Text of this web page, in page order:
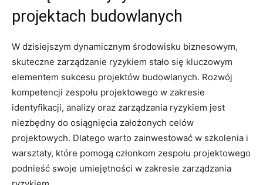
projektach⁤ budowlanych
W dzisiejszym dynamicznym środowisku biznesowym,
skuteczne zarządzanie ​ryzykiem stało się kluczowym
elementem sukcesu projektów budowlanych. Rozwój
kompetencji zespołu projektowego w zakresie
identyfikacji, analizy ​oraz ⁤zarządzania ryzykiem ​jest
niezbędny do osiągnięcia założonych celów
⁢projektowych. ‍Dlatego warto ​zainwestować w szkolenia i
warsztaty, które pomogą członkom‍ zespołu projektowego
podnieść swoje umiejętności w zakresie zarządzania